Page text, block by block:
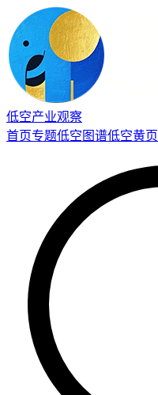
低空产业观察
首页专题低空图谱低空黄页